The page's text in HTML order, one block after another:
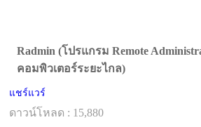
Radmin (โปรแกรม Remote
คอมพิวเตอร์ระยะไกล)
แชร์แวร์
ดาวน์โหลด : 15,880